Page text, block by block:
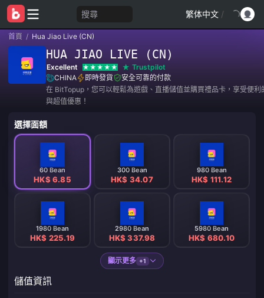
搜尋 繁体中文 /
首頁 / Hua Jiao Live (CN)
HUA JIAO LIVE (CN)
Excellent
Trustpilot
CHINA
即時發貨
安全可靠的付款
在 BitTopup，您可以輕鬆為遊戲、直播儲值並購買禮品卡，享受便利
與超值優惠！
選擇面額
60 Bean
HK$ 6.85
300 Bean
HK$ 34.07
980 Bean
HK$ 111.12
1980 Bean
HK$ 225.19
2980 Bean
HK$ 337.98
5980 Bean
HK$ 680.10
顯示更多 +1
儲值資訊